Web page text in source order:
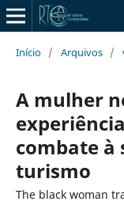
Início / Arquivos /
A mulher
combate à
turismo
The black woman